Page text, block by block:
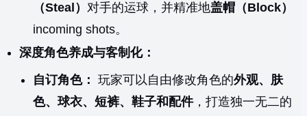
（Steal） 对手的运球，并精准地盖帽（Block）
incoming shots。
深度角色养成与客制化：
自订角色： 玩家可以自由修改角色的外观、肤
色、球衣、短裤、鞋子和配件，打造独一无二的